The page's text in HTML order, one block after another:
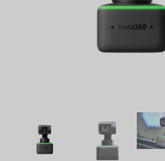
关于我们